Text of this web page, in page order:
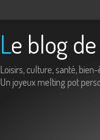
Le blog
Loisirs, culture, santé,
Un joyeux melting pot